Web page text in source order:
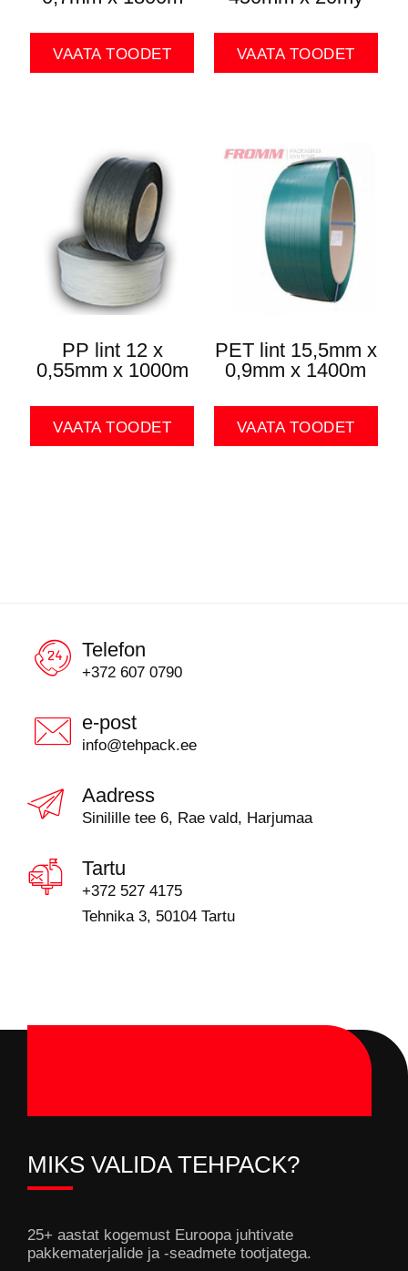
VAATA TOODET VAATA TOODET
PP lint 12 x
0,55mm x 1000m
VAATA TOODET
PET lint 15,5mm x
0,9mm x 1400m
VAATA TOODET
Telefon
+372 607 0790
e-post
info@tehpack.ee
Aadress
Sinilille tee 6, Rae vald, Harjumaa
Tartu
+372 527 4175
Tehnika 3, 50104 Tartu
MIKS VALIDA TEHPACK?
25+ aastat kogemust Euroopa juhtivate
pakkematerjalide ja -seadmete tootjatega.